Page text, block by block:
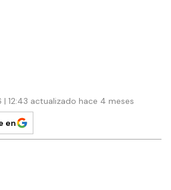
12:43 actualizado hace 4 meses
en